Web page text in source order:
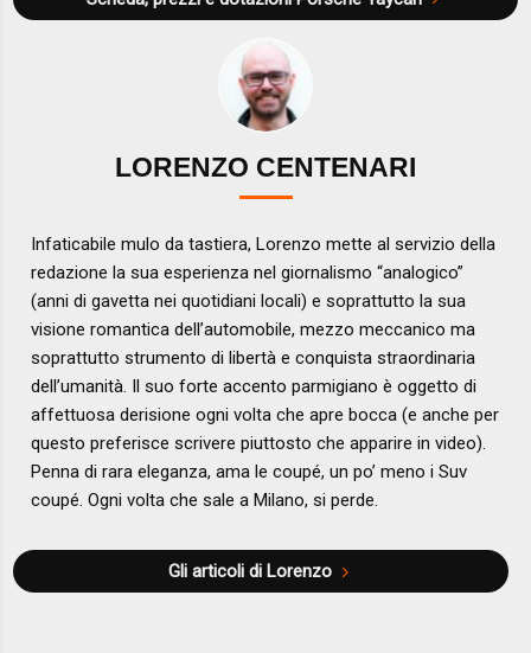
LORENZO CENTENARI
Infaticabile mulo da tastiera, Lorenzo mette al servizio della
redazione la sua esperienza nel giornalismo “analogico”
(anni di gavetta nei quotidiani locali) e soprattutto la sua
visione romantica dell’automobile, mezzo meccanico ma
soprattutto strumento di libertà e conquista straordinaria
dell’umanità. Il suo forte accento parmigiano è oggetto di
affettuosa derisione ogni volta che apre bocca (e anche per
questo preferisce scrivere piuttosto che apparire in video).
Penna di rara eleganza, ama le coupé, un po’ meno i Suv
coupé. Ogni volta che sale a Milano, si perde.
Gli articoli di Lorenzo